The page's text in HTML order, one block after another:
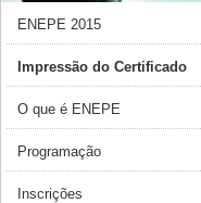
ENEPE 2015
Impressão do Certificado
O que é ENEPE
Programação
Inscrições